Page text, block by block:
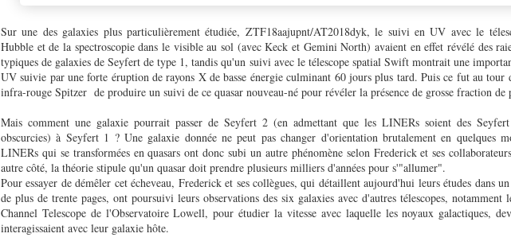
Sur une des galaxies plus particulièrement étudiée, ZTF18aajupnt/AT2018dyk, le suivi en UV avec le
Hubble et de la spectroscopie dans le visible au sol (avec Keck et Gemini North) avaient en effet révélé des
typiques de galaxies de Seyfert de type 1, tandis qu'un suivi avec le télescope spatial Swift montrait une
UV suivie par une forte éruption de rayons X de basse énergie culminant 60 jours plus tard. Puis ce fut au tour
infra-rouge Spitzer de produire un suivi de ce quasar nouveau-né pour révéler la présence de grosse fraction de
Mais comment une galaxie pourrait passer de Seyfert 2 (en admettant que les LINERs soient des
obscurcies) à Seyfert 1 ? Une galaxie donnée ne peut pas changer d'orientation brutalement en quelques
LINERs qui se transformées en quasars ont donc subi un autre phénomène selon Frederick et ses
autre côté, la théorie stipule qu'un quasar doit prendre plusieurs milliers d'années pour s'"allumer".
Pour essayer de démêler cet écheveau, Frederick et ses collègues, qui détaillent aujourd'hui leurs études dans
de plus de trente pages, ont poursuivi leurs observations des six galaxies avec d'autres télescopes, notamment
Channel Telescope de l'Observatoire Lowell, pour étudier la vitesse avec laquelle les noyaux galactiques,
interagissaient avec leur galaxie hôte.